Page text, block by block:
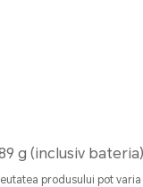
g (inclusiv bateria)
produsului pot